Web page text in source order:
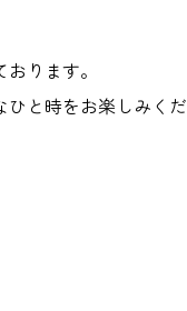
ります。
と時をお楽しみくだ